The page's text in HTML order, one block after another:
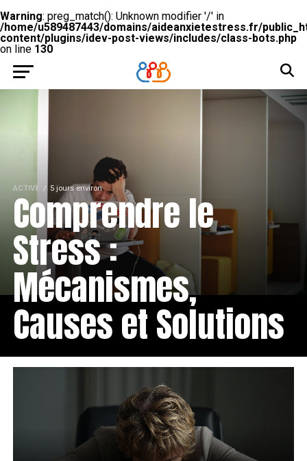
Warning: preg_match(): Unknown modifier '/' in
/home/u589487443/domains/aideanxietestress.fr/
content/plugins/idev-post-views/includes/class-bots.php
on line 130
ACTIVE 5 jours environ
Comprendre le
Stress :
Mécanismes,
Causes et Solutions